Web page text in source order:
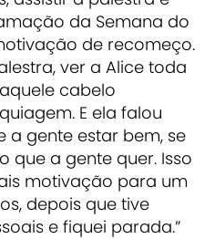
da Semana do
de recomeço.
ver a Alice toda
cabelo
E ela falou
a gente estar bem, se
que a gente quer. Isso
motivação para um
depois que tive
e fiquei parada.”